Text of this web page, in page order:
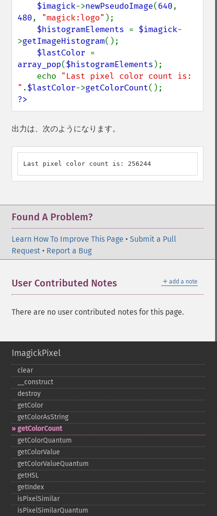
$imagick->newPseudoImage(640
480, "magick:logo" );
$histogramElements = $imagick-
>getImageHistogram();
$lastColor
array_pop($histogramElements );
    echo
"Last pixel color count is:
" .$lastColor->getColorCount
?>
出力は、次のようになります。
Last pixel color count is: 256244
Found A Problem?
Learn How To Improve This Page • Submit a Pull
Request • Report a Bug
＋ add a note
User Contributed Notes
There are no user contributed notes for this page.
ImagickPixel
clear
_​_​construct
destroy
getColor
getColorAsString
getColorCount
getColorQuantum
getColorValue
getColorValueQuantum
getHSL
getIndex
isPixelSimilar
isPixelSimilarQuantum